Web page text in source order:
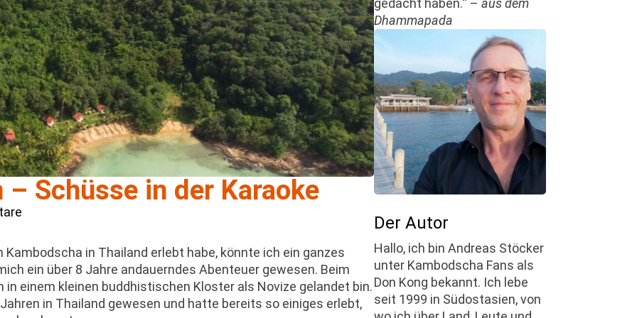
Schüsse in der Karaoke
in Thailand erlebt habe, könnte ich ein ganzes
ein über 8 Jahre andauerndes Abenteuer gewesen. Beim
einem kleinen buddhistischen Kloster als Novize gelandet bin.
in Thailand gewesen und hatte bereits so einiges erlebt,
gedacht haben.“ –aus dem
Dhammapada
Der Autor
Hallo, ich bin Andreas Stöcker
unter Kambodscha Fans als
Don Kong bekannt. Ich lebe
seit 1999 in Südostasien, von